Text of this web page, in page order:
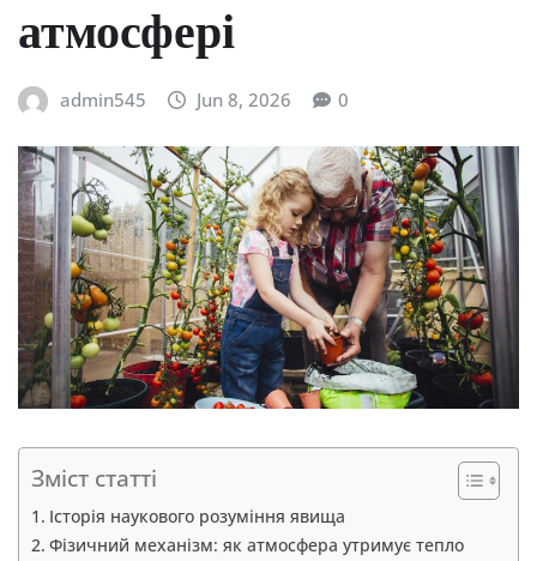
атмосфері
admin545 Jun 8, 2026 0
Зміст статті
Історія наукового розуміння явища
Фізичний механізм: як атмосфера утримує тепло